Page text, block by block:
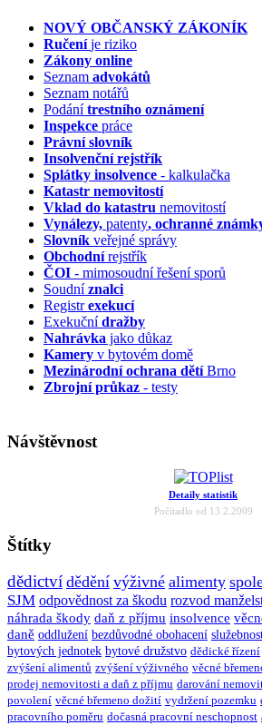
NOVÝ OBČANSKÝ ZÁKONÍK
Ručeníje riziko
Zákony online
Seznam advokátů
Seznam notářů
Podánítrestního oznámení
Inspekce práce
Právní slovník
Insolvenčnírejstřík
Splátky insolvence - kalkulačka
Katastr nemovitostí
Vklad do katastru nemovitostí
Vynálezy, patenty, ochranné
Slovník veřejné správy
Obchodnírejstřík
ČOI - mimosoudní řešení sporů
Soudníznalci
Registrexekucí
Exekučnídražby
Nahrávka jako důkaz
Kamery v bytovém domě
Mezinárodní ochrana dětíBrno
Zbrojní průkaz - testy
Návštěvnost
Detaily statistik
Počítadlo od 13.2.2009
Štítky
dědictví dědění výživné alimenty
SJM odpovědnost za škodu rozvod
náhrada škody daň z příjmu insolvence
daně oddlužení bezdůvodné obohacení
bytových jednotek bytové družstvo dědické řízení
zvýšení alimentů zvýšení výživného věcné
prodej nemovitosti a daň z příjmu darování
povolení věcné břemeno dožití vydržení pozemku
pracovního poměru dočasná pracovní neschopnost